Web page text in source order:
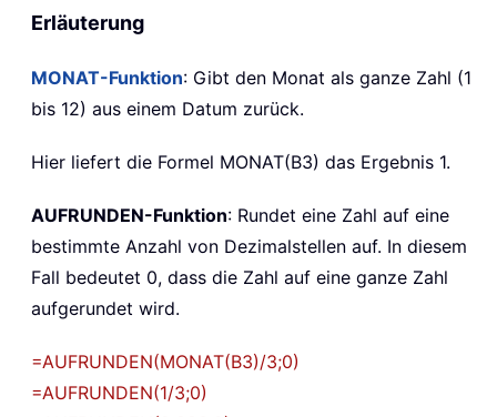
Erläuterung
MONAT-Funktion: Gibt den Monat als ganze Zahl (1
bis 12) aus einem Datum zurück.
Hier liefert die Formel MONAT(B3) das Ergebnis 1.
AUFRUNDEN-Funktion: Rundet eine Zahl auf eine
bestimmte Anzahl von Dezimalstellen auf. In diesem
Fall bedeutet 0, dass die Zahl auf eine ganze Zahl
aufgerundet wird.
=AUFRUNDEN(MONAT(B3)/3;0)
=AUFRUNDEN(1/3;0)